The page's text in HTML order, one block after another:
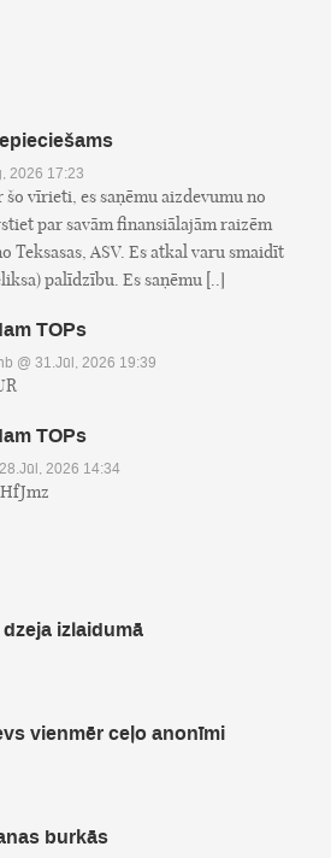
2026 17:23
vīrieti, es saņēmu aizdevumu no
par savām finansiālajām raizēm
Teksasas, ASV. Es atkal varu smaidīt
palīdzību. Es saņēmu [..]
TOPs
@ 31.Jūl, 2026 19:39
TOPs
2026 14:34
izlaidumā
vienmēr ceļo anonīmi
burkās